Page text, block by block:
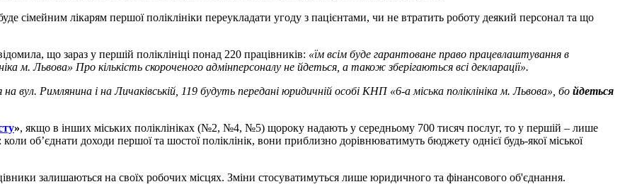
сімейним лікарям першої поліклініки переукладати угоду з пацієнтами, чи не втратить роботу деякий персонал та що
що зараз у першій поліклініці понад 220 працівників: «їм всім буде гарантоване право працевлаштування в
м. Львова» Про кількість скороченого адмінперсоналу не йдеться, а також зберігаються всі декларації».
вул. Римлянина і на Личаківській, 119 будуть передані юридичній особі КНП «6-а міська поліклініка м. Львова», бо йдеться
», якщо в інших міських поліклініках (№2, №4, №5) щороку надають у середньому 700 тисяч послуг, то у першій – лише
об’єднати доходи першої та шостої поліклінік, вони приблизно дорівнюватимуть бюджету однієї будь-якої міської
залишаються на своїх робочих місцях. Зміни стосуватимуться лише юридичного та фінансового об'єднання.